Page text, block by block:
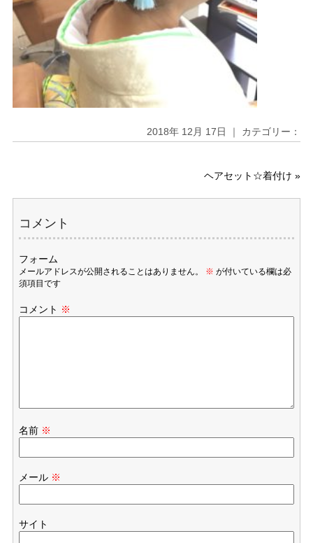
2018年 12月 17日 ｜ カテゴリー：
ヘアセット☆着付け »
コメント
フォーム
メールアドレスが公開されることはありません。 ※ が付いている欄は必
須項目です
コメント ※
名前 ※
メール ※
サイト